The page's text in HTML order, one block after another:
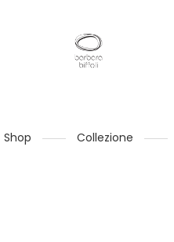
Shop Collezione